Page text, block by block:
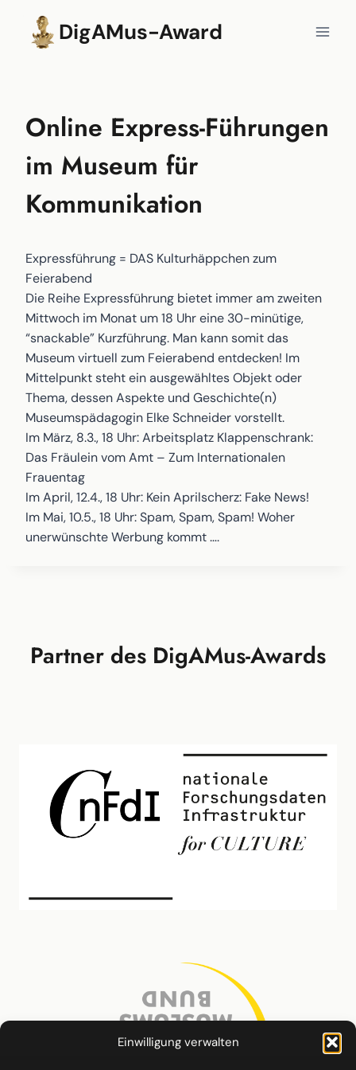
Einwilligung verwalten
springen
DigAMus-Award
Online Express-Führungen
im Museum für
Kommunikation
Expressführung = DAS Kulturhäppchen zum
Feierabend
Die Reihe Expressführung bietet immer am zweiten
Mittwoch im Monat um 18 Uhr eine 30-minütige,
“snackable” Kurzführung. Man kann somit das
Museum virtuell zum Feierabend entdecken! Im
Mittelpunkt steht ein ausgewähltes Objekt oder
Thema, dessen Aspekte und Geschichte(n)
Museumspädagogin Elke Schneider vorstellt.
Im März, 8.3., 18 Uhr: Arbeitsplatz Klappenschrank:
Das Fräulein vom Amt – Zum Internationalen
Frauentag
Im April, 12.4., 18 Uhr: Kein Aprilscherz: Fake News!
Im Mai, 10.5., 18 Uhr: Spam, Spam, Spam! Woher
unerwünschte Werbung kommt ….
Partner des DigAMus-Awards